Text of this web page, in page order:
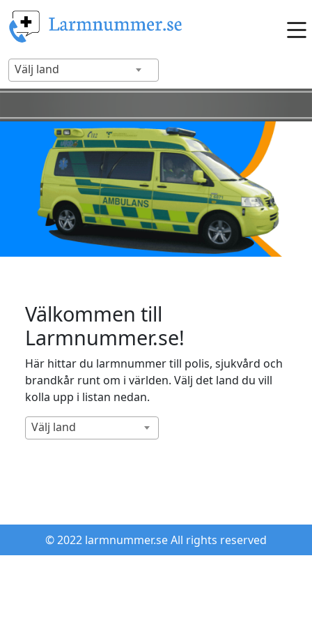
Välj land
Välkommen till
Larmnummer.se!
Här hittar du larmnummer till polis, sjukvård och
brandkår runt om i världen. Välj det land du vill
kolla upp i listan nedan.
Välj land
© 2022 larmnummer.se All rights reserved